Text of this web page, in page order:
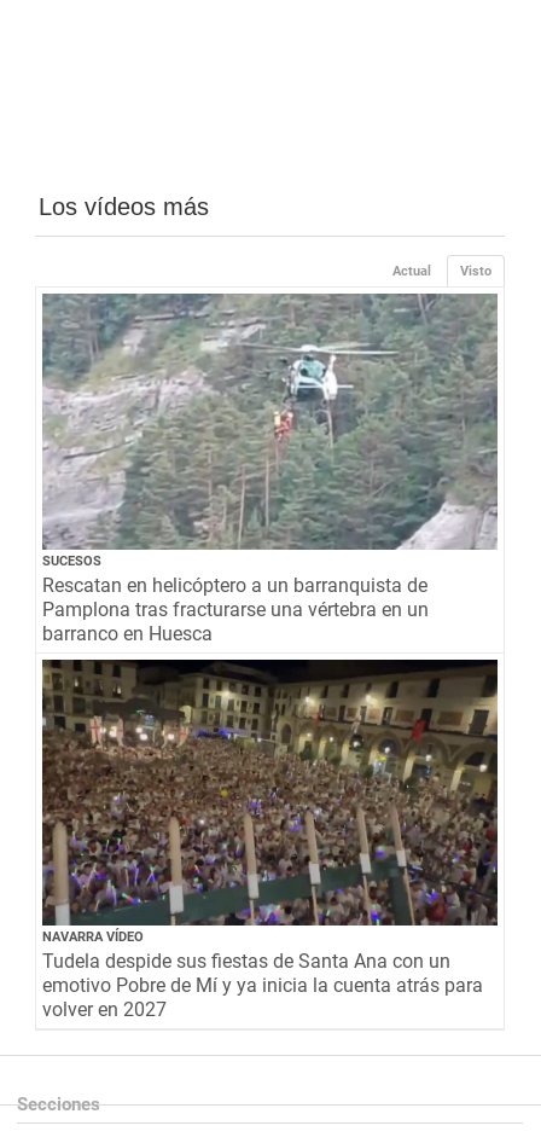
Los vídeos más
Visto
Actual
SUCESOS
Rescatan en helicóptero a un barranquista de
Pamplona tras fracturarse una vértebra en un
barranco en Huesca
NAVARRA VÍDEO
Tudela despide sus fiestas de Santa Ana con un
emotivo Pobre de Mí y ya inicia la cuenta atrás para
volver en 2027
Secciones